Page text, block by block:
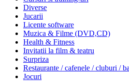
Diverse
Jucarii
Licente software
Muzica & Filme (DVD,CD)
Health & Fitness
Invitatii la film & teatru
Surpriza
Restaurante / cafenele / cluburi /
Jocuri